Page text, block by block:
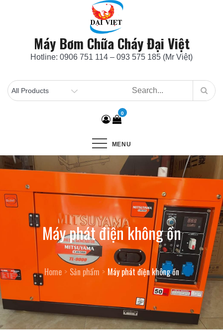
Máy Bơm Chữa Cháy Đại Việt
Hotline: 0906 751 114 – 093 575 185 (Mr Việt)
0
MENU
Máy phát điện không ồn
Home Sản phẩm Máy phát điện không ồn